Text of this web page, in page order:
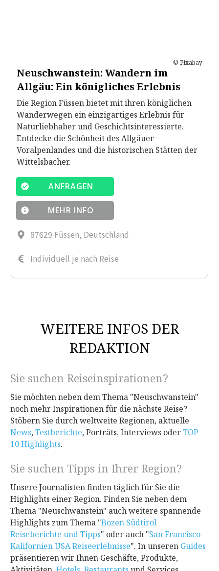
© Pixabay
Neuschwanstein: Wandern im
Allgäu: Ein königliches Erlebnis
Die Region Füssen bietet mit ihren königlichen
Wanderwegen ein einzigartiges Erlebnis für
Naturliebhaber und Geschichtsinteressierte.
Entdecke die Schönheit des Allgäuer
Voralpenlandes und die historischen Stätten der
Wittelsbacher.
ANFRAGEN
MEHR INFO
87629 Füssen, Deutschland
Individuell je nach Reise
WEITERE INFOS DER
REDAKTION
Sie suchen Reiseinspirationen?
Sie möchten neben dem Thema "Neuschwanstein"
noch mehr Inspirationen für die nächste Reise?
Stöbern Sie durch weltweite Regionen, aktuelle
News,Testberichte, Porträts, Interviews oderTOP
10 Highlights.
Sie suchen Tipps in Ihrer Region?
Unsere Journalisten finden täglich für Sie die
Highlights einer Region. Finden Sie neben dem
Thema "Neuschwanstein" auch weitere spannende
Highlights zum Thema "Bozen Südtirol
Reiseberichte und Tipps" oder auch "San Francisco
Kalifornien USA Reiseerlebnisse". In unseren Guides
präsentieren wir Ihnen Geschäfte, Produkte,